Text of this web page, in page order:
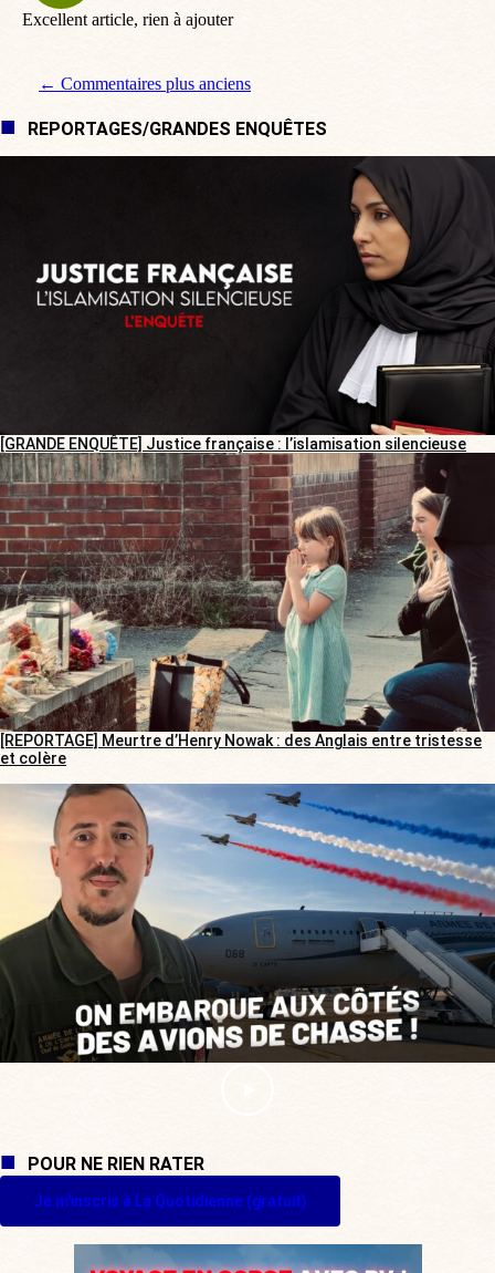
Excellent article, rien à ajouter
Navigation de commentaire
← Commentaires plus anciens
REPORTAGES/GRANDES ENQUÊTES
[GRANDE ENQUÊTE] Justice française : l’islamisation silencieuse
[REPORTAGE] Meurtre d’Henry Nowak : des Anglais entre tristesse
et colère
POUR NE RIEN RATER
Je m'inscris à La Quotidienne (gratuit)